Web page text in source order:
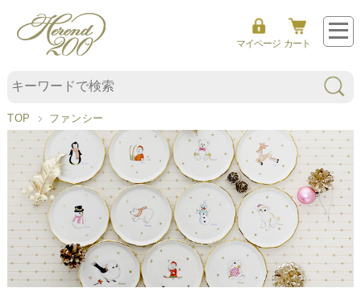
マイページ カート
TOP ファンシー
フ
シ
ー
コ
レ
ク
シ
ョ
ン